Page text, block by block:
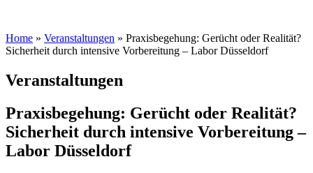
Home » Veranstaltungen » Praxisbegehung: Gerücht oder Realität?
Sicherheit durch intensive Vorbereitung – Labor Düsseldorf
Veranstaltungen
Praxisbegehung: Gerücht oder Realität?
Sicherheit durch intensive Vorbereitung –
Labor Düsseldorf